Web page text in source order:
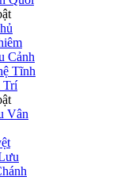
Cảnh
Tĩnh
Trí
Vân